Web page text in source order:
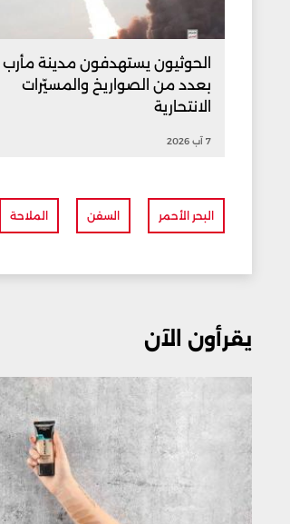
الحوثيون يستهدفون مدينة مأرب
بعدد من الصواريخ والمسيّرات
الانتحارية
7 آب 2026
البحر الأحمر السفن الملاحة
يقرأون الآن